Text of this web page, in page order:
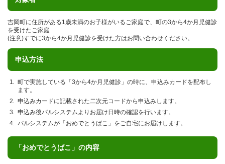
吉岡町に住所がある1歳未満のお子様がいるご家庭で、町の3から4か月児健診
を受けたご家庭
(注意)すでに3から4か月児健診を受けた方はお問い合わせください。
申込方法
町で実施している「3から4か月児健診」の時に、申込みカードを配布し
ます。
申込みカードに記載された二次元コードから申込みします。
申込み後パルシステムよりお届け日時の確認を行います。
パルシステムが「おめでとうばこ」をご自宅にお届けします。
「おめでとうばこ」の内容